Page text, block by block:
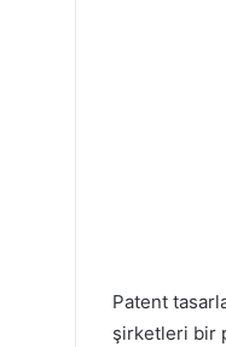
Patent
şirketleri bir